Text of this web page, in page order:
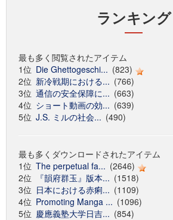
ランキング
最も多く閲覧されたアイテム
1位 Die Ghettogeschi... (823)
2位 新冷戦期における... (766)
3位 通信の安全保障に... (663)
4位 ショート動画の効... (639)
5位 J.S. ミルの社会... (490)
最も多くダウンロードされたアイテム
1位 The perpetual fa... (2646)
2位
『韻府群玉』版本... (1518)
3位 日本における赤痢... (1109)
4位 Promoting Manga ... (1096)
5位 慶應義塾大学日吉... (854)